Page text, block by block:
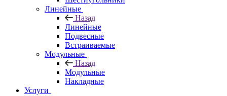
Линейные
Назад
Линейные
Подвесные
Встраиваемые
Модульные
Назад
Модульные
Накладные
Услуги